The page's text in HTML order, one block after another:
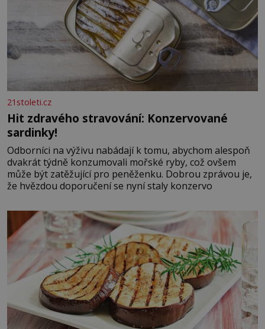
21stoleti.cz
Hit zdravého stravování: Konzervované
sardinky!
Odborníci na výživu nabádají k tomu, abychom alespoň
dvakrát týdně konzumovali mořské ryby, což ovšem
může být zatěžující pro peněženku. Dobrou zprávou je,
že hvězdou doporučení se nyní staly konzervo